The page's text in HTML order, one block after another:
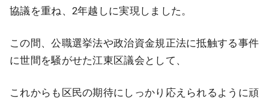
協議を重ね、2年越しに実現しました。
この間、公職選挙法や政治資金規正法に抵触する事件
に世間を騒がせた江東区議会として、
これからも区民の期待にしっかり応えられるように頑